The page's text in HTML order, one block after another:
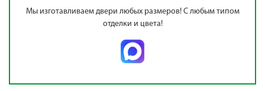
Мы изготавливаем двери любых размеров! С любым типом
отделки и цвета!